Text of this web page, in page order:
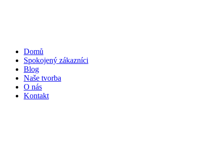
Domů
Spokojený zákazníci
Blog
Naše tvorba
O nás
Kontakt